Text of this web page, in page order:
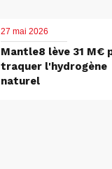
27 mai 2026
Mantle8 lève 31 M€
traquer l'hydrogène
naturel